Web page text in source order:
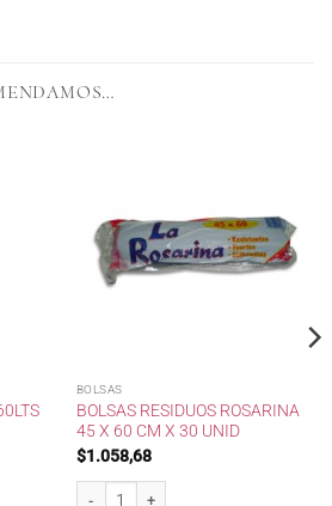
BOLSAS
BOLSAS RESIDUOS ROSARINA
45 X 60 CM X 30 UNID
$1.058,68